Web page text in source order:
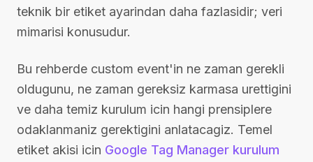
teknik bir etiket ayarindan daha fazlasidir; veri
mimarisi konusudur.
Bu rehberde custom event'in ne zaman gerekli
oldugunu, ne zaman gereksiz karmasa urettigini
ve daha temiz kurulum icin hangi prensiplere
odaklanmaniz gerektigini anlatacagiz. Temel
etiket akisi icin Google Tag Manager kurulum